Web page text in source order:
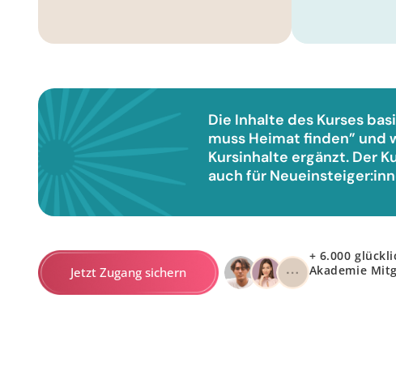
Die Inhalte des Kurses
muss Heimat finden”
Kursinhalte ergänzt. Der
auch für
Jetzt Zugang sichern
+ 6.000
Akademie